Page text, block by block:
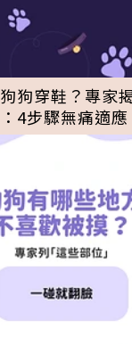
狗穿鞋？專家
4步驟無痛適應